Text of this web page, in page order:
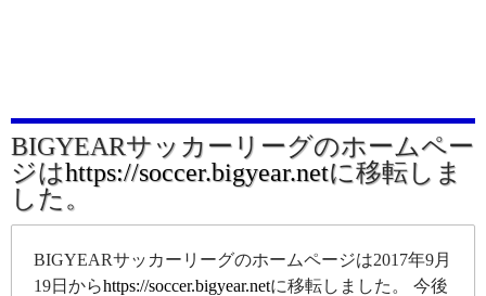
BIGYEARサッカーリーグのホームペー
ジはhttps://soccer.bigyear.netに移転しま
した。
BIGYEARサッカーリーグのホームページは2017年9月
19日からhttps://soccer.bigyear.netに移転しました。 今後